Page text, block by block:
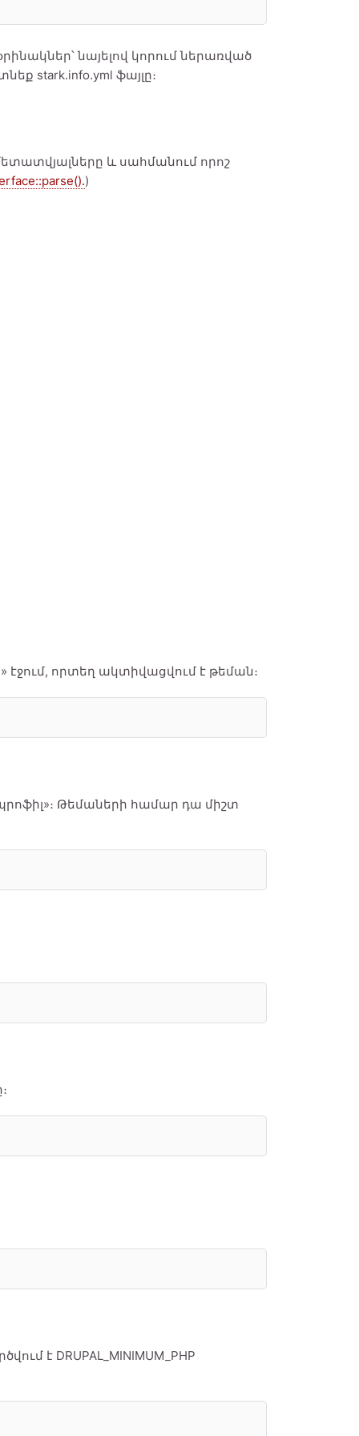
նայելով կորում ներառված
stark.info.yml ֆայլը։
և սահմանում որոշ
)
էջում, որտեղ ակտիվացվում է թեման։
Թեմաների համար դա միշտ
է DRUPAL_MINIMUM_PHP